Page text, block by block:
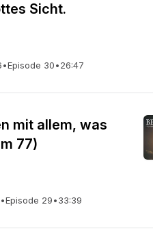
Sicht.
•Episode 30•26:47
mit allem, was
77)
•Episode 29•33:39